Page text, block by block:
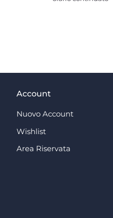
Account
Nuovo Account
Wishlist
Area Riservata